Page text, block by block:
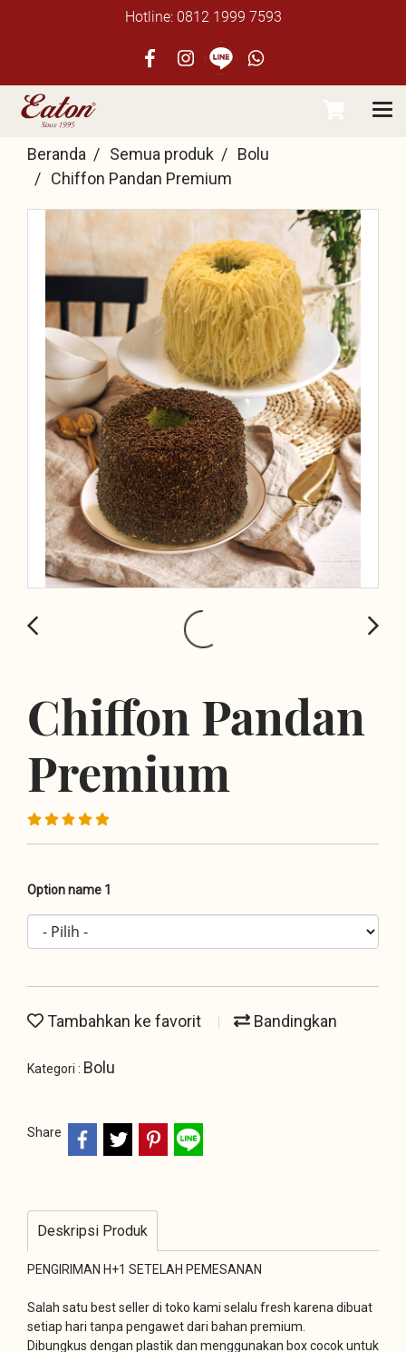
Hotline: 0812 1999 7593
Beranda Semua produk
Bolu
Chiffon Pandan Premium
Chiffon Pandan
Premium
Option name 1
Tambahkan ke favorit Bandingkan
Kategori : Bolu
Share
Deskripsi Produk
PENGIRIMAN H+1 SETELAH PEMESANAN
Salah satu best seller di toko kami selalu fresh karena dibuat
setiap hari tanpa pengawet dari bahan premium.
Dibungkus dengan plastik dan menggunakan box cocok untuk